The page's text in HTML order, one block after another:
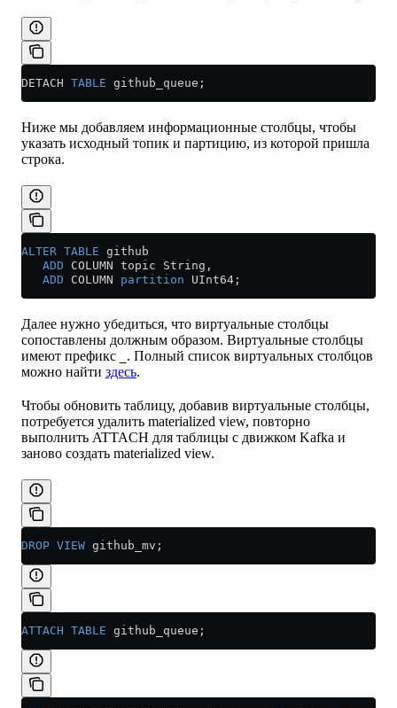
DETACH TABLE github_queue;
Ниже мы добавляем информационные столбцы, чтобы
указать исходный топик и партицию, из которой пришла
строка.
ALTER TABLE github
   ADD
COLUMN topic String,
   ADD
COLUMN partition UInt64;
Далее нужно убедиться, что виртуальные столбцы
сопоставлены должным образом. Виртуальные столбцы
имеют префикс
. Полный список виртуальных столбцов
можно найти здесь.
Чтобы обновить таблицу, добавив виртуальные столбцы,
потребуется удалить materialized view, повторно
выполнить ATTACH для таблицы с движком Kafka и
заново создать materialized view.
DROP VIEW github_mv;
ATTACH TABLE github_queue;